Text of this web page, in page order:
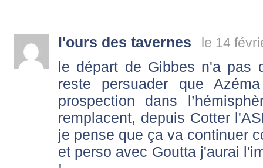
l'ours des tavernes le 14
le départ de Gibbes n'a pas
reste persuader que
prospection dans
remplacent, depuis Cotter
je pense que ça va continuer
et perso avec Goutta j'aurai